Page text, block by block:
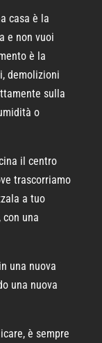
casa è la
e non vuoi
è la
demolizioni
sulla
o
il centro
trascorriamo
a tuo
una
una nuova
una nuova
è sempre